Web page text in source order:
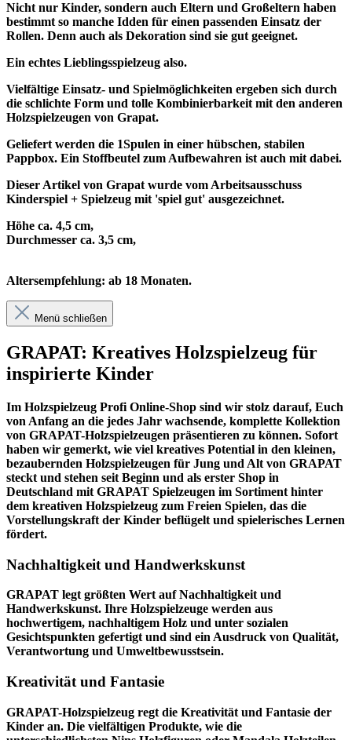
Nicht nur Kinder, sondern auch Eltern und Großeltern haben
bestimmt so manche Idden für einen passenden Einsatz der
Rollen. Denn auch als Dekoration sind sie gut geeignet.
Ein echtes Lieblingsspielzeug also.
Vielfältige Einsatz- und Spielmöglichkeiten ergeben sich durch
die schlichte Form und tolle Kombinierbarkeit mit den anderen
Holzspielzeugen von Grapat.
Geliefert werden die 1Spulen in einer hübschen, stabilen
Pappbox. Ein Stoffbeutel zum Aufbewahren ist auch mit dabei.
Dieser Artikel von Grapat wurde vom Arbeitsausschuss
Kinderspiel + Spielzeug mit 'spiel gut' ausgezeichnet.
Höhe ca. 4,5 cm,
Durchmesser ca. 3,5 cm,
Altersempfehlung: ab 18 Monaten.
Menü schließen
GRAPAT: Kreatives Holzspielzeug für
inspirierte Kinder
Im Holzspielzeug Profi Online-Shop sind wir stolz darauf, Euch
von Anfang an die jedes Jahr wachsende, komplette Kollektion
von GRAPAT-Holzspielzeugen präsentieren zu können. Sofort
haben wir gemerkt, wie viel kreatives Potential in den kleinen,
bezaubernden Holzspielzeugen für Jung und Alt von GRAPAT
steckt und stehen seit Beginn und als erster Shop in
Deutschland mit GRAPAT Spielzeugen im Sortiment hinter
dem kreativen Holzspielzeug zum Freien Spielen, das die
Vorstellungskraft der Kinder beflügelt und spielerisches Lernen
fördert.
Nachhaltigkeit und Handwerkskunst
GRAPAT legt größten Wert auf Nachhaltigkeit und
Handwerkskunst. Ihre Holzspielzeuge werden aus
hochwertigem, nachhaltigem Holz und unter sozialen
Gesichtspunkten gefertigt und sind ein Ausdruck von Qualität,
Verantwortung und Umweltbewusstsein.
Kreativität und Fantasie
GRAPAT-Holzspielzeug regt die Kreativität und Fantasie der
Kinder an. Die vielfältigen Produkte, wie die